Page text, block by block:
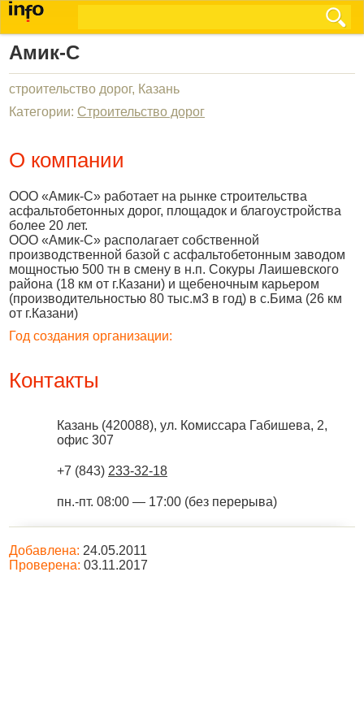
Амик-С
строительство дорог, Казань
Категории: Строительство дорог
О компании
ООО «Амик-С» работает на рынке строительства
асфальтобетонных дорог, площадок и благоустройства
более 20 лет.
ООО «Амик-С» располагает собственной
производственной базой с асфальтобетонным заводом
мощностью 500 тн в смену в н.п. Сокуры Лаишевского
района (18 км от г.Казани) и щебеночным карьером
(производительностью 80 тыс.м3 в год) в с.Бима (26 км
от г.Казани)
Год создания организации:
Контакты
Казань (420088), ул. Комиссара Габишева, 2,
офис 307
+7 (843) 233-32-18
пн.-пт. 08:00 — 17:00 (без перерыва)
Добавлена: 24.05.2011
Проверена: 03.11.2017